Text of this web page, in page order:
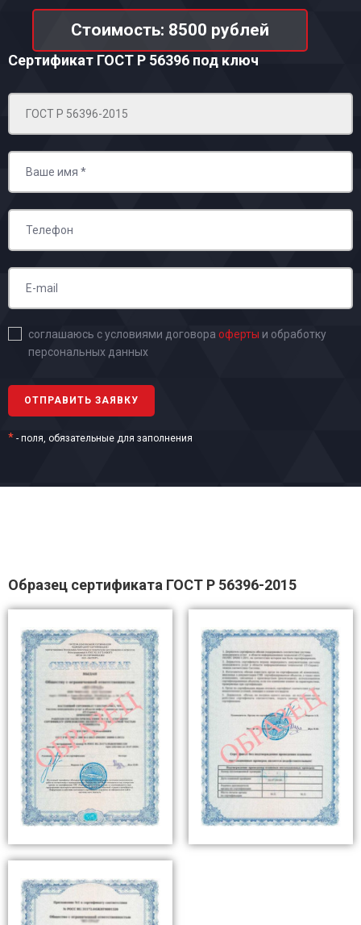
Стоимость: 8500 рублей
Сертификат ГОСТ Р 56396 под ключ
соглашаюсь с условиями договора оферты и обработку
персональных данных
* - поля, обязательные для заполнения
Образец сертификата ГОСТ Р 56396-2015